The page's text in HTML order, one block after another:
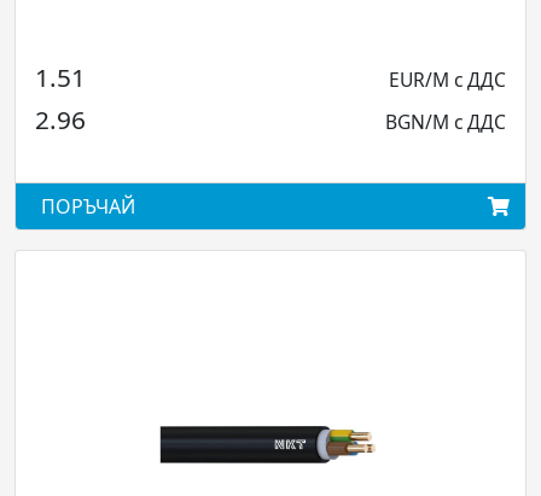
EUR/M с ДДС
BGN/M с ДДС
ПОРЪЧАЙ